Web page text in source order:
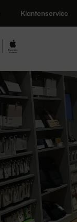
Klantenservice